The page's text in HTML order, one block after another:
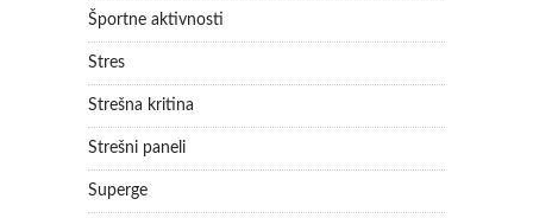
Športne aktivnosti
Stres
Strešna kritina
Strešni paneli
Superge